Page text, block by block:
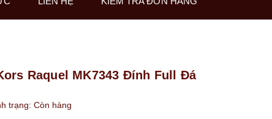
Raquel MK7343 Đính Full Đá
trạng: Còn hàng